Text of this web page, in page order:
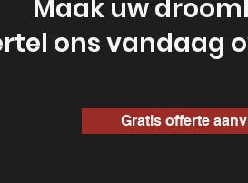
Maak uw
ons vandaag
Gratis offerte